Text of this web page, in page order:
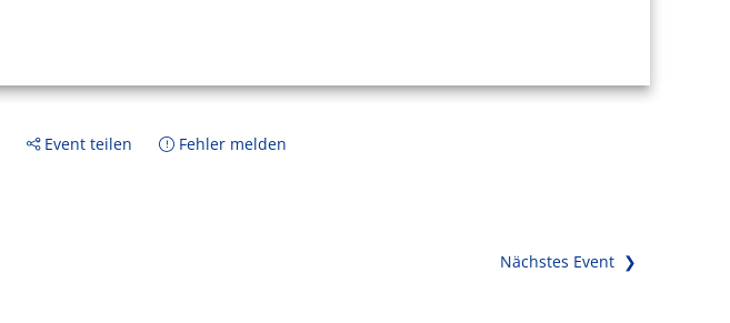
Event teilen Fehler melden
Nächstes Event ❯